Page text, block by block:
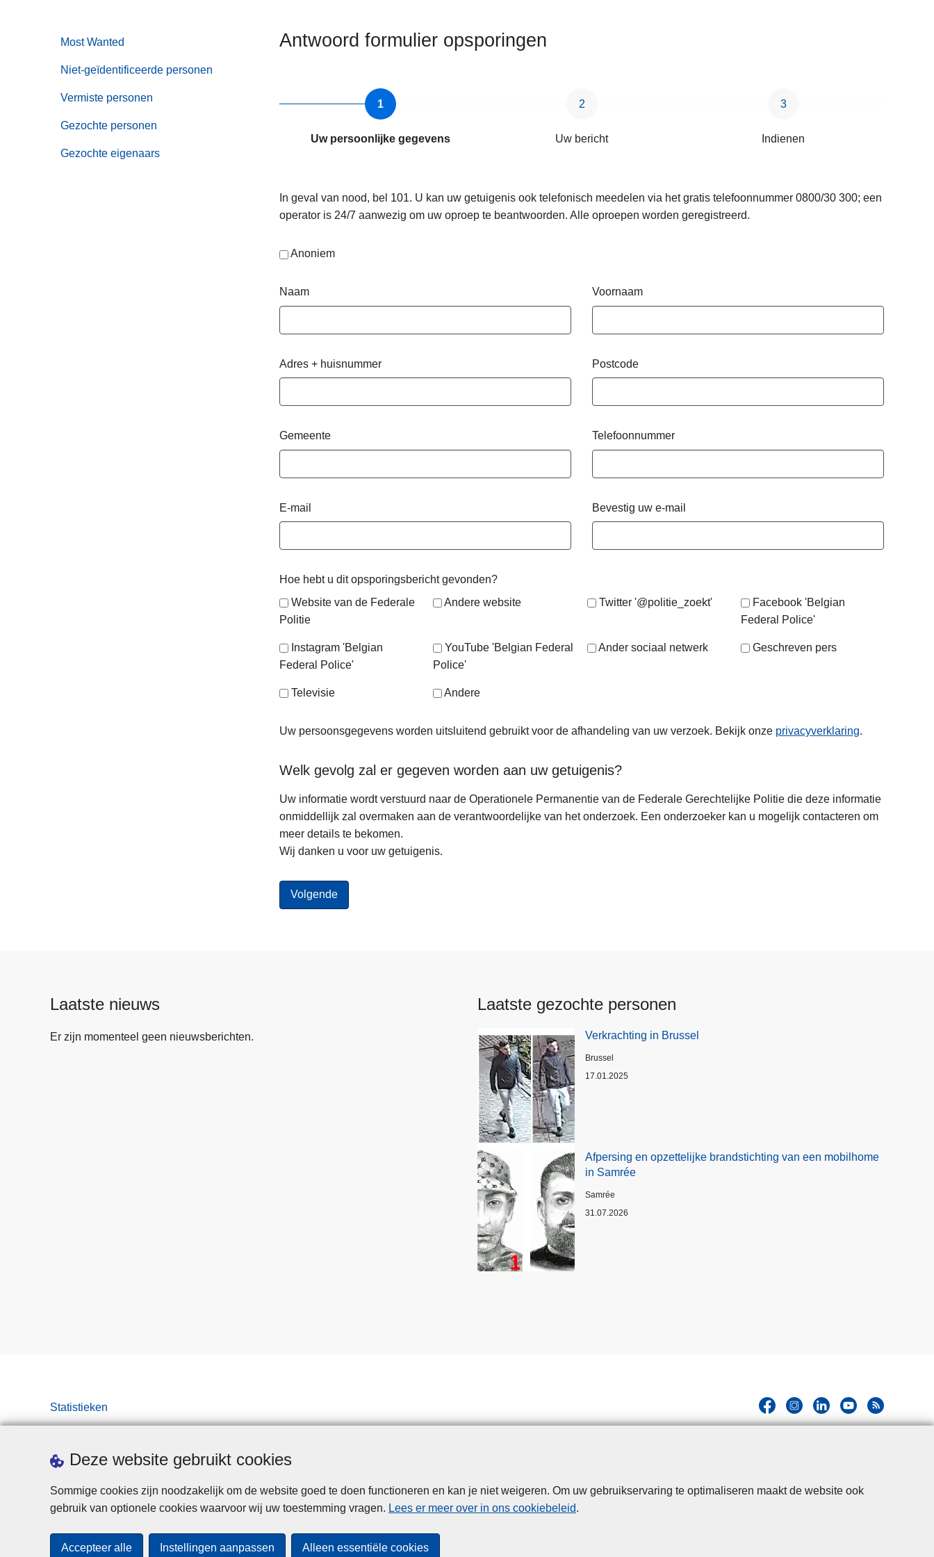
Deze website gebruikt cookies
Sommige cookies zijn noodzakelijk om de website goed te doen functioneren en kan je niet weigeren. Om uw gebruikservaring te optimaliseren maakt de website ook
gebruik van optionele cookies waarvoor wij uw toestemming vragen. Lees er meer over in ons cookiebeleid.
Accepteer alle Instellingen aanpassen Alleen essentiële cookies
Most Wanted
Niet-geïdentificeerde personen
Vermiste personen
Gezochte personen
Gezochte eigenaars
Antwoord formulier opsporingen
Uw persoonlijke gegevens Uw bericht Indienen
In geval van nood, bel 101. U kan uw getuigenis ook telefonisch meedelen via het gratis telefoonnummer 0800/30 300; een
operator is 24/7 aanwezig om uw oproep te beantwoorden. Alle oproepen worden geregistreerd.
Anoniem
Naam Voornaam
Adres + huisnummer Postcode
Gemeente Telefoonnummer
E-mail Bevestig uw e-mail
Hoe hebt u dit opsporingsbericht gevonden?
Website van de Federale
Politie
Andere website Twitter '@politie_zoekt'
Facebook 'Belgian
Federal Police'
Instagram 'Belgian
Federal Police'
YouTube 'Belgian Federal
Police'
Ander sociaal netwerk Geschreven pers
Televisie Andere
Uw persoonsgegevens worden uitsluitend gebruikt voor de afhandeling van uw verzoek. Bekijk onze privacyverklaring.
Welk gevolg zal er gegeven worden aan uw getuigenis?
Uw informatie wordt verstuurd naar de Operationele Permanentie van de Federale Gerechtelijke Politie die deze informatie
onmiddellijk zal overmaken aan de verantwoordelijke van het onderzoek. Een onderzoeker kan u mogelijk contacteren om
meer details te bekomen.
Wij danken u voor uw getuigenis.
Laatste nieuws
Er zijn momenteel geen nieuwsberichten.
Laatste gezochte personen
Verkrachting in Brussel
Plaats
Brussel
17.01.2025
Afpersing en opzettelijke brandstichting van een mobilhome
in Samrée
Plaats
Samrée
31.07.2026
Statistieken
Disclaimer Privacy Cookies Toegankelijkheid
© 2026 Politie.be